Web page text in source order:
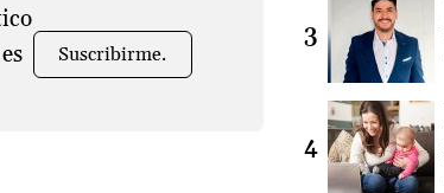
Suscribirme.